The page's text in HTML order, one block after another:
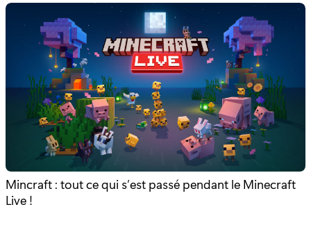
Mincraft : tout ce qui s’est passé pendant le Minecraft
Live !